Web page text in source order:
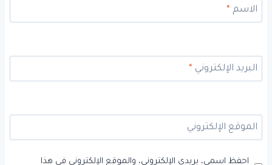
الاسم*
البريد الإلكتروني*
الموقع الإلكتروني
احفظ اسمي، بريدي الإلكتروني، والموقع الإلكتروني في هذا